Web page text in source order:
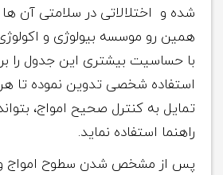
شده و اختلالاتی در سلامتی آن ها
همین رو موسسه بیولوژی و
با حساسیت بیشتری این جدول را
استفاده شخصی تدوین نموده
تمایل به کنترل صحیح امواج،
راهنما استفاده نماید.
پس از مشخص شدن سطوح امواج